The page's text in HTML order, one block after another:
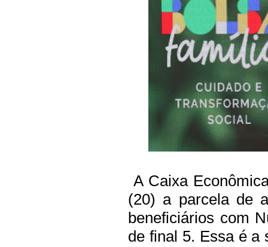
A Caixa
(20) a parcela de
beneficiários com
de final 5. Essa é a